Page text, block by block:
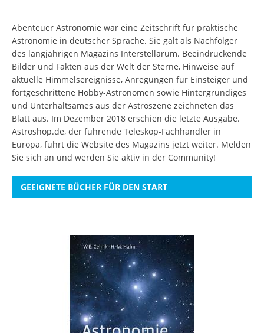
Abenteuer Astronomie war eine Zeitschrift für praktische
Astronomie in deutscher Sprache. Sie galt als Nachfolger
des langjährigen Magazins Interstellarum. Beeindruckende
Bilder und Fakten aus der Welt der Sterne, Hinweise auf
aktuelle Himmelsereignisse, Anregungen für Einsteiger und
fortgeschrittene Hobby-Astronomen sowie Hintergründiges
und Unterhaltsames aus der Astroszene zeichneten das
Blatt aus. Im Dezember 2018 erschien die letzte Ausgabe.
Astroshop.de, der führende Teleskop-Fachhändler in
Europa, führt die Website des Magazins jetzt weiter. Melden
Sie sich an und werden Sie aktiv in der Community!
GEEIGNETE BÜCHER FÜR DEN START